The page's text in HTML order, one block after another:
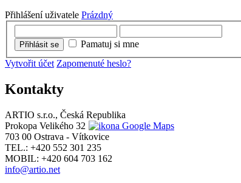
Přihlášení uživatele Prázdný
Přihlásit se
Pamatuj si mne
Vytvořit účet Zapomenuté heslo?
Kontakty
ARTIO s.r.o., Česká Republika
Prokopa Velikého 32
703 00 Ostrava - Vítkovice
TEL.: +420 552 301 235
MOBIL: +420 604 703 162
info@artio.net